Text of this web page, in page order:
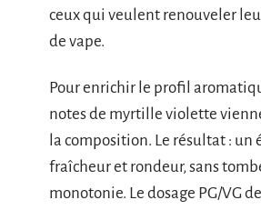
ceux qui veulent renouveler
de vape.
Pour enrichir le profil
notes de myrtille violette
la composition. Le résultat :
fraîcheur et rondeur, sans
monotonie. Le dosage PG/VG